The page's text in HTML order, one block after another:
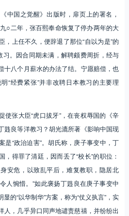
国之觉醒》出版时，扉页上的署名，
九○二年，张百熙奉命恢复了停办两年的大
，上任不久，便辞退了那位“自以为是”的
习。因合同期未满，解聘颇费周折，经与
十八个月薪水的办法了结。宁愿赔偿，也
“经费紧张”并非改聘日本教习的主要理
张大臣“虎口拔牙”，在丧权辱国的《辛
韪良等洋教习？胡光漉所著《影响中国现
是“政治迫害”。胡氏称，庚子事变中，丁
得罪了清廷，因而丢了“校长”的职位：
安危，以致乱平后，难复教职，隐居北
人惋惜。”如此褒扬丁韪良在庚子事变中
的“以华制华”方案，称为“仗义执言”，实
人，几乎异口同声地谴责慈禧，并纷纷出